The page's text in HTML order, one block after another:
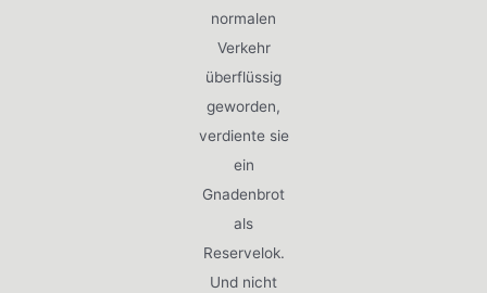
normalen
Verkehr
überflüssig
geworden,
verdiente sie
ein
Gnadenbrot
als
Reservelok.
Und nicht